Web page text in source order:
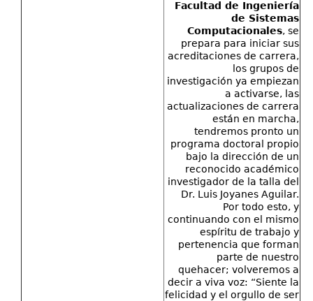
Facultad de Ingeniería
de Sistemas
Computacionales, se
prepara para iniciar sus
acreditaciones de carrera,
los grupos de
investigación ya empiezan
a activarse, las
actualizaciones de carrera
están en marcha,
tendremos pronto un
programa doctoral propio
bajo la dirección de un
reconocido académico
investigador de la talla del
Dr. Luis Joyanes Aguilar.
Por todo esto, y
continuando con el mismo
espíritu de trabajo y
pertenencia que forman
parte de nuestro
quehacer; volveremos a
decir a viva voz: “Siente la
felicidad y el orgullo de ser